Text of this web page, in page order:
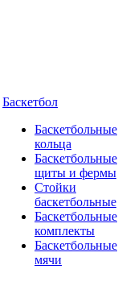
Баскетбол
Баскетбольные
кольца
Баскетбольные
щиты и фермы
Стойки
баскетбольные
Баскетбольные
комплекты
Баскетбольные
мячи